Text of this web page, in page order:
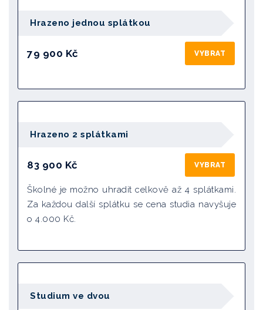
Hrazeno jednou splátkou
79 900 Kč VYBRAT
Hrazeno 2 splátkami
83 900 Kč VYBRAT
Školné je možno uhradit celkově až 4 splátkami.
Za každou další splátku se cena studia navyšuje
o 4.000 Kč.
Studium ve dvou